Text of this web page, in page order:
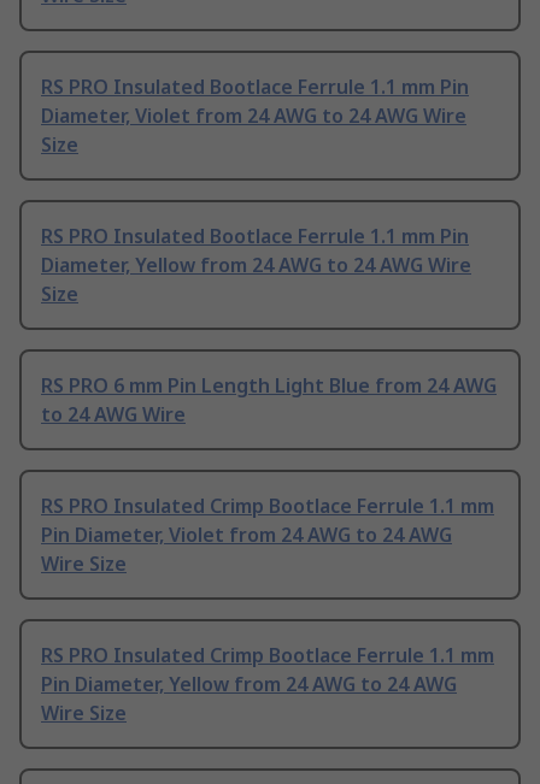
RS PRO Insulated Bootlace Ferrule 1.1 mm Pin
Diameter, Violet from 24 AWG to 24 AWG Wire
Size
RS PRO Insulated Bootlace Ferrule 1.1 mm Pin
Diameter, Yellow from 24 AWG to 24 AWG Wire
Size
RS PRO 6 mm Pin Length Light Blue from 24 AWG
to 24 AWG Wire
RS PRO Insulated Crimp Bootlace Ferrule 1.1 mm
Pin Diameter, Violet from 24 AWG to 24 AWG
Wire Size
RS PRO Insulated Crimp Bootlace Ferrule 1.1 mm
Pin Diameter, Yellow from 24 AWG to 24 AWG
Wire Size